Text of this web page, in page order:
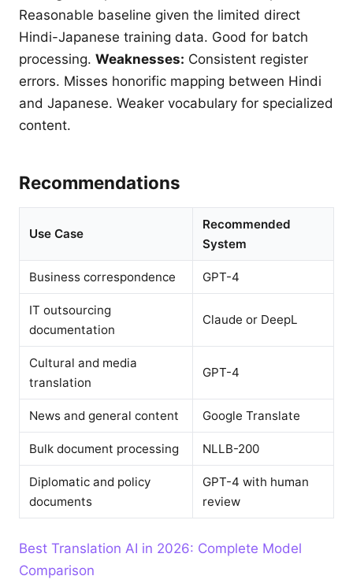
Reasonable baseline given the limited direct
Hindi-Japanese training data. Good for batch
processing. Weaknesses: Consistent register
errors. Misses honorific mapping between Hindi
and Japanese. Weaker vocabulary for specialized
content.
Recommendations
Use Case
Recommended
System
Business correspondence GPT-4
IT outsourcing
documentation
Claude or DeepL
Cultural and media
translation
GPT-4
News and general content Google Translate
Bulk document processing NLLB-200
Diplomatic and policy
documents
GPT-4 with human
review
Best Translation AI in 2026: Complete Model
Comparison